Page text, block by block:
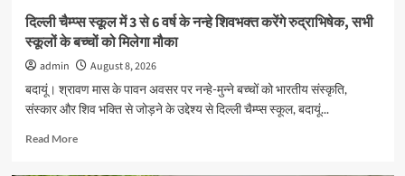
सरस्वती
विद्या
मंदिर
कॉलेज
में
दिल्ली चैम्प्स स्कूल में 3 से 6 वर्ष के नन्हे शिवभक्त करेंगे रुद्राभिषेक, सभी
स्कूलों के बच्चों को मिलेगा मौका
admin
August 8, 2026
बदायूं। श्रावण मास के पावन अवसर पर नन्हे-मुन्ने बच्चों को भारतीय संस्कृति,
संस्कार और शिव भक्ति से जोड़ने के उद्देश्य से दिल्ली चैम्प्स स्कूल, बदायूं...
Read MoreRead